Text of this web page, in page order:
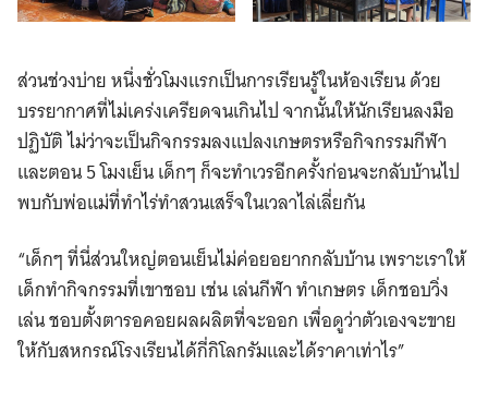
ส่วนช่วงบ่าย หนึ่งชั่วโมงแรกเป็นการเรียนรู้ในห้องเรียน ด้วย
บรรยากาศที่ไม่เคร่งเครียดจนเกินไป จากนั้นให้นักเรียนลงมือ
ปฏิบัติ ไม่ว่าจะเป็นกิจกรรมลงแปลงเกษตรหรือกิจกรรมกีฬา
และตอน 5 โมงเย็น เด็กๆ ก็จะทำเวรอีกครั้งก่อนจะกลับบ้านไป
พบกับพ่อแม่ที่ทำไร่ทำสวนเสร็จในเวลาไล่เลี่ยกัน
“เด็กๆ ที่นี่ส่วนใหญ่ตอนเย็นไม่ค่อยอยากกลับบ้าน เพราะเราให้
เด็กทำกิจกรรมที่เขาชอบ เช่น เล่นกีฬา ทำเกษตร เด็กชอบวิ่ง
เล่น ชอบตั้งตารอคอยผลผลิตที่จะออก เพื่อดูว่าตัวเองจะขาย
ให้กับสหกรณ์โรงเรียนได้กี่กิโลกรัมและได้ราคาเท่าไร”